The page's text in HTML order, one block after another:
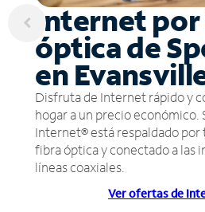
Internet
óptica de
en
Disfruta de Internet rápido y
hogar a un precio económico.
Internet® está respaldado por
fibra óptica y conectado a las
líneas coaxiales.
Ver ofertas de